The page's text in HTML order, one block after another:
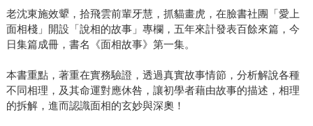
老沈東施效顰，拾飛雲前輩牙慧，抓貓畫虎，在臉書社團「愛上
面相棧」開設「說相的故事」專欄，五年來計發表百餘來篇，今
日集篇成冊，書名《面相故事》第一集。
本書重點，著重在實務驗證，透過真實故事情節，分析解說各種
不同相理，及其命運對應休咎，讓初學者藉由故事的描述，相理
的拆解，進而認識面相的玄妙與深奧！